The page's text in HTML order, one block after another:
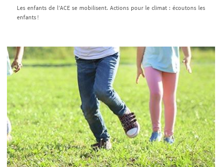
Les enfants de l’ACE se mobilisent. Actions pour le climat : écoutons les
enfants !